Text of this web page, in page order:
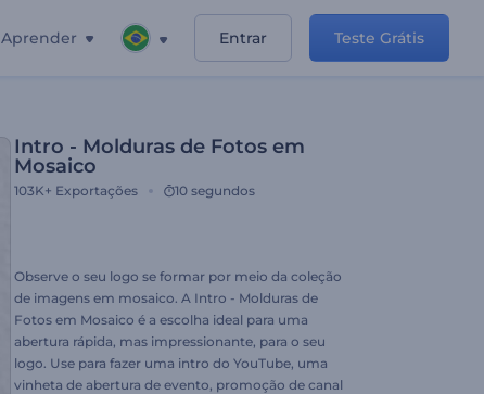
Aprender Entrar Teste Grátis
Intro - Molduras de Fotos em
Mosaico
103K+ Exportações 10 segundos
Observe o seu logo se formar por meio da coleção
de imagens em mosaico. A Intro - Molduras de
Fotos em Mosaico é a escolha ideal para uma
abertura rápida, mas impressionante, para o seu
logo. Use para fazer uma intro do YouTube, uma
vinheta de abertura de evento, promoção de canal